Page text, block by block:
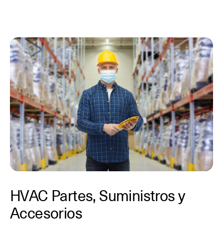
HVAC Partes, Suministros y
Accesorios